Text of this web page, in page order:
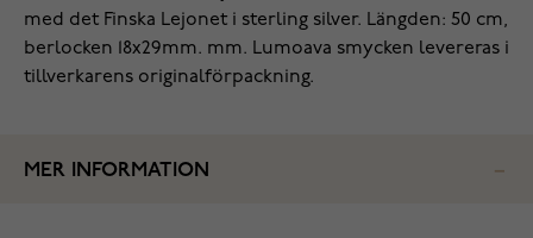
med det Finska Lejonet i sterling silver. Längden: 50 cm,
berlocken 18x29mm. mm. Lumoava smycken levereras i
tillverkarens originalförpackning.
MER INFORMATION